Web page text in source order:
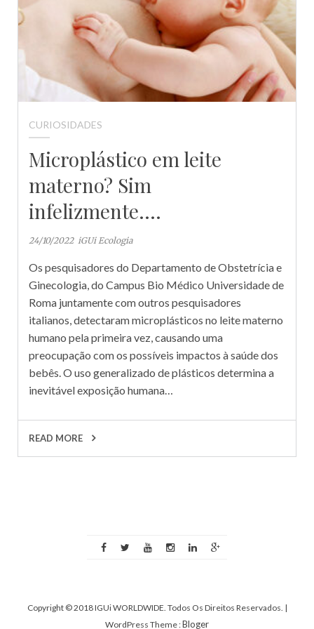
CURIOSIDADES
Microplástico em leite
materno? Sim
infelizmente….
24/10/2022 iGUi Ecologia
Os pesquisadores do Departamento de Obstetrícia e
Ginecologia, do Campus Bio Médico Universidade de
Roma juntamente com outros pesquisadores
italianos, detectaram microplásticos no leite materno
humano pela primeira vez, causando uma
preocupação com os possíveis impactos à saúde dos
bebês. O uso generalizado de plásticos determina a
inevitável exposição humana…
READ MORE
Copyright © 2018 IGUi WORLDWIDE. Todos Os Direitos Reservados. |
WordPress Theme :Bloger